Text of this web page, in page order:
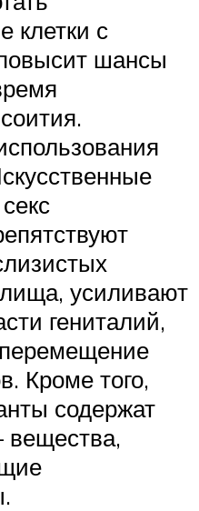
клетки с
шансы
усиливают
гениталий,
Кроме того,
содержат